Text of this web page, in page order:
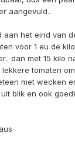
aangevuld..
aan het eind van
voor 1 eu de
dan met 15 kilo
tomaten
met wecken
blik en ook